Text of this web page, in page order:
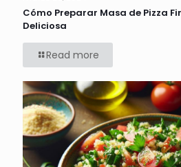
Cómo Preparar Masa de Pizza
Deliciosa
Read more